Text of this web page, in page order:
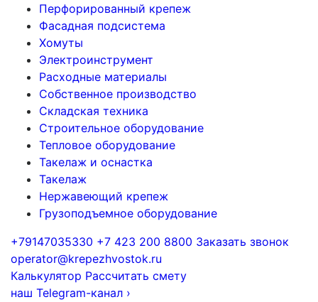
Перфорированный крепеж
Фасадная подсистема
Хомуты
Электроинструмент
Расходные материалы
Собственное производство
Складская техника
Строительное оборудование
Тепловое оборудование
Такелаж и оснастка
Такелаж
Нержавеющий крепеж
Грузоподъемное оборудование
+79147035330 +7 423 200 8800 Заказать звонок
operator@krepezhvostok.ru
Калькулятор Рассчитать смету
наш Telegram-канал ›